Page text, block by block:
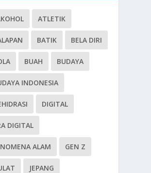
ATLETIK
BATIK BELA DIRI
BUAH BUDAYA
INDONESIA
DIGITAL
DIGITAL
ALAM GEN Z
JEPANG